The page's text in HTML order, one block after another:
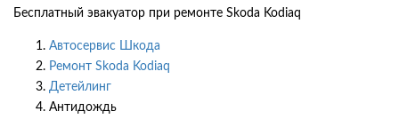
Бесплатный эвакуатор при ремонте Skoda Kodiaq
Автосервис Шкода
Ремонт Skoda Kodiaq
Детейлинг
Антидождь